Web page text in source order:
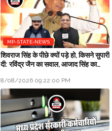
MP-STATE-NEWS
शिवराज सिंह के पीछे क्यों पड़े हो, किसने सुपारी
दी: रविंद्र जैन का सवाल, आजाद सिंह का
8/08/2026 09:22:00 PM